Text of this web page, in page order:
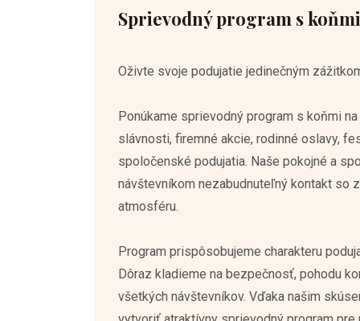
Sprievodný program s
Oživte svoje podujatie jedinečným
Ponúkame sprievodný program s koňmi
slávnosti, firemné akcie, rodinné oslavy,
spoločenské podujatia. Naše pokojné a
návštevníkom nezabudnuteľný kontakt so
atmosféru.
Program prispôsobujeme charakteru
Dôraz kladieme na bezpečnosť, pohodu
všetkých návštevníkov. Vďaka našim